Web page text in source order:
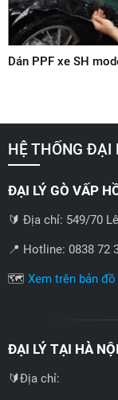
Dán PPF xe SH
HỆ THỐNG ĐẠI
ĐẠI LÝ GÒ VẤP
🔰 Địa chỉ: 549/70
📍 Hotline: 0838 72
🗺️ Xem trên bản đồ
ĐẠI LÝ TẠI HÀ
🔰Địa chỉ: